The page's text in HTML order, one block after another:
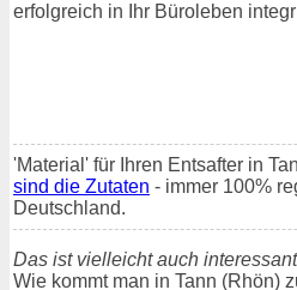
erfolgreich in Ihr Büroleben
'Material' für Ihren Entsafter in
sind die Zutaten - immer 100%
Deutschland.
Das ist vielleicht auch
Wie kommt man in Tann (Rhön)